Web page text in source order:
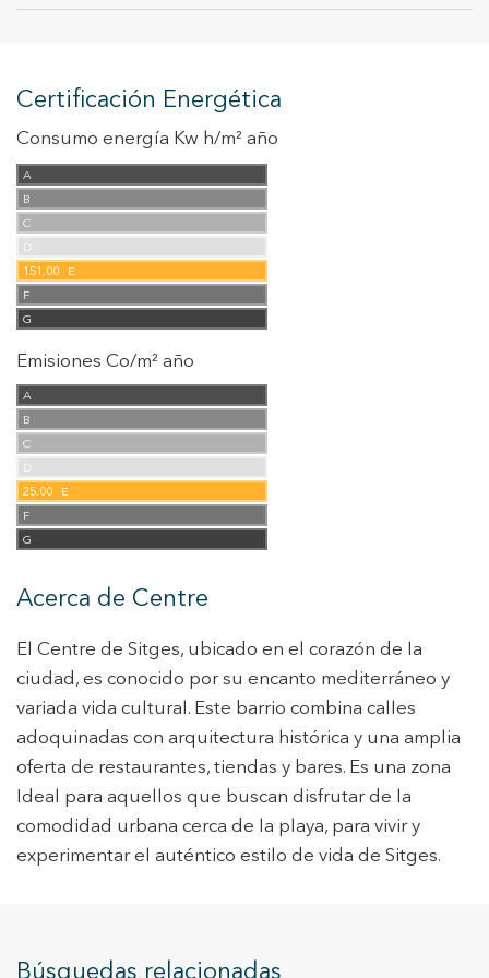
Certificación Energética
Consumo energía Kw h/m² año
A
B
C
D
151.00
E
F
G
Emisiones Co/m² año
A
B
C
D
25.00
E
F
G
Acerca de Centre
El Centre de Sitges, ubicado en el corazón de la
ciudad, es conocido por su encanto mediterráneo y
variada vida cultural. Este barrio combina calles
adoquinadas con arquitectura histórica y una amplia
oferta de restaurantes, tiendas y bares. Es una zona
Ideal para aquellos que buscan disfrutar de la
comodidad urbana cerca de la playa, para vivir y
experimentar el auténtico estilo de vida de Sitges.
Búsquedas relacionadas
navegación. Gracias a ellas, podemos conocer los hábitos
de navegación en el sitio web y mostrar publicidad